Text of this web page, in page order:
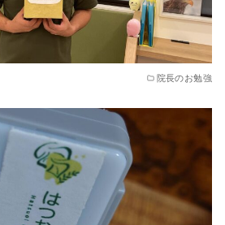
院長のお勉強